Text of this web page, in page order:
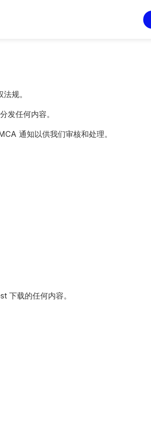
规。
发任何内容。
通知以供我们审核和处理。
下载的任何内容。